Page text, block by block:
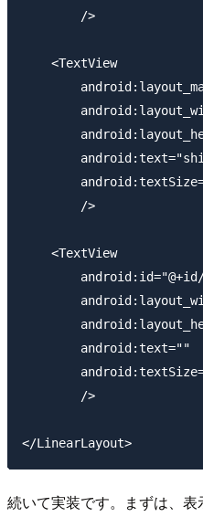
        />
    <TextView
        />
    <TextView
        android:text=""
        />
続いて実装です。まずは、